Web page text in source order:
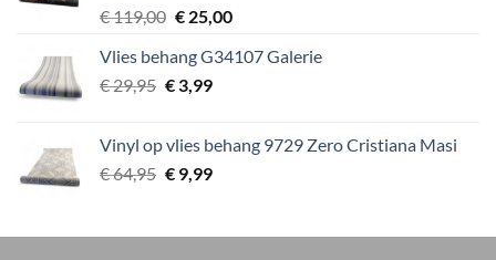
€119,00 Oorspronkelijke
was:
€ 119,00.
€25,00Huidige
is:
Vlies behang G34107 Galerie
€29,95 Oorspronkelijke
€ 29,95.
€3,99Huidige
€ 3,99.
Vinyl op vlies behang 9729 Zero Cristiana Masi
€64,95 Oorspronkelijke
€ 64,95.
€9,99Huidige
€ 9,99.